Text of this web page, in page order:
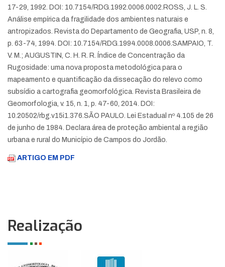
17-29, 1992. DOI: 10.7154/RDG.1992.0006.0002. ROSS, J. L. S.
Análise empírica da fragilidade dos ambientes naturais e
antropizados. Revista do Departamento de Geografia, USP, n. 8,
p. 63-74, 1994. DOI: 10.7154/RDG.1994.0008.0006.SAMPAIO, T.
V. M.; AUGUSTIN, C. H. R. R. Índice de Concentração da
Rugosidade: uma nova proposta metodológica para o
mapeamento e quantificação da dissecação do relevo como
subsídio a cartografia geomorfológica. Revista Brasileira de
Geomorfologia, v. 15, n. 1, p. 47-60, 2014. DOI:
10.20502/rbg.v15i1.376.SÃO PAULO. Lei Estadual nº 4.105 de 26
de junho de 1984. Declara área de proteção ambiental a região
urbana e rural do Município de Campos do Jordão.
ARTIGO EM PDF
Realização